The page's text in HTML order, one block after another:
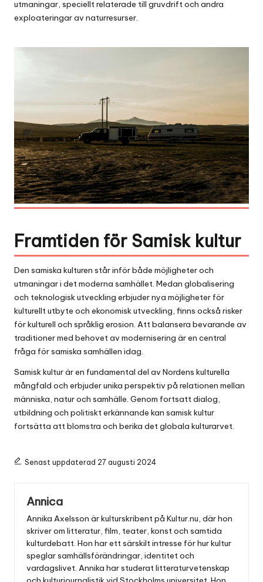
utmaningar, speciellt relaterade till gruvdrift och andra
exploateringar av naturresurser.
Framtiden för Samisk kultur
Den samiska kulturen står inför både möjligheter och
utmaningar i det moderna samhället. Medan globalisering
och teknologisk utveckling erbjuder nya möjligheter för
kulturellt utbyte och ekonomisk utveckling, finns också risker
för kulturell och språklig erosion. Att balansera bevarande av
traditioner med behovet av modernisering är en central
fråga för samiska samhällen idag.
Samisk kultur är en fundamental del av Nordens kulturella
mångfald och erbjuder unika perspektiv på relationen mellan
människa, natur och samhälle. Genom fortsatt dialog,
utbildning och politiskt erkännande kan samisk kultur
fortsätta att blomstra och berika det globala kulturarvet.
Senast uppdaterad 27 augusti 2024
Annica
Annika Axelsson är kulturskribent på Kultur.nu, där hon
skriver om litteratur, film, teater, konst och samtida
kulturdebatt. Hon har ett särskilt intresse för hur kultur
speglar samhällsförändringar, identitet och
vardagslivet. Annika har studerat litteraturvetenskap